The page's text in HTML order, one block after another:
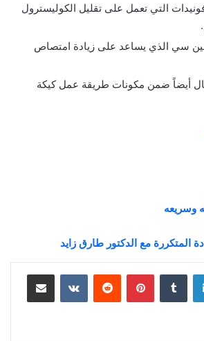
التي تعمل على تقليل الكوليسترول
سي الذي يساعد على زيادة امتصاص
أيضاً ضمن مكونات طريقة عمل كيكة
وسريعه
المتكررة مع الدكتور طارق زايد
لينكدإن بينتيريست مشاركة عبر البريد